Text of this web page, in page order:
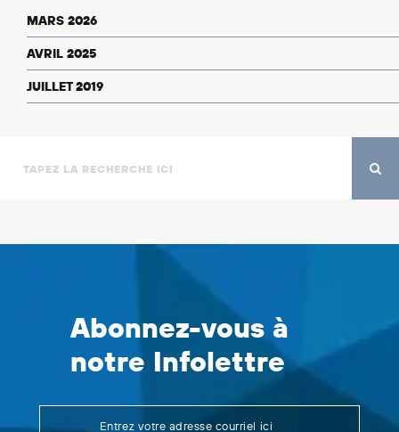
MARS 2026
AVRIL 2025
JUILLET 2019
Abonnez-vous à
notre Infolettre